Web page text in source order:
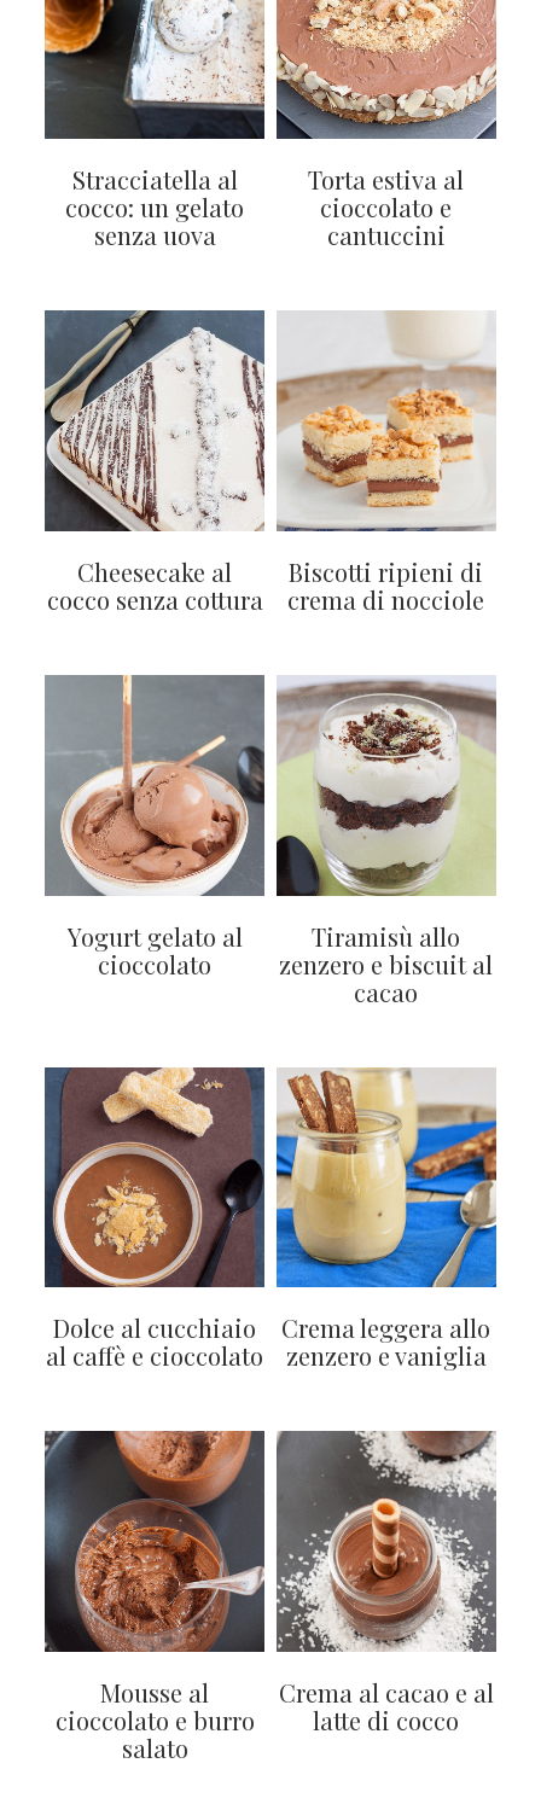
Stracciatella al
cocco: un gelato
senza uova
Torta estiva al
cioccolato e
cantuccini
Cheesecake al
cocco senza cottura
Biscotti ripieni di
crema di nocciole
Yogurt gelato al
cioccolato
Tiramisù allo
zenzero e biscuit al
cacao
Dolce al cucchiaio
al caffè e cioccolato
Crema leggera allo
zenzero e vaniglia
Mousse al
cioccolato e burro
salato
Crema al cacao e al
latte di cocco